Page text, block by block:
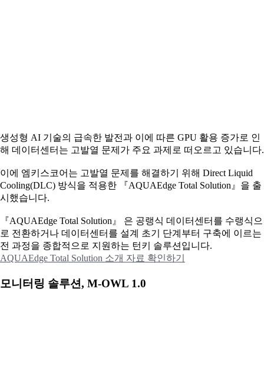
생성형 AI 기술의 급속한 발전과 이에 따른 GPU 활용 증가로 인
해 데이터센터는 고발열 문제가 주요 과제로 떠오르고 있습니다.
이에 엠키스코어는 고발열 문제를 해결하기 위해 Direct Liquid
Cooling(DLC) 방식을 적용한 『AQUAEdge Total Solution』을 출
시했습니다.
『AQUAEdge Total Solution』 은 공랭식 데이터센터를 수랭식으
로 전환하거나 데이터센터를 설계 초기 단계부터 구축에 이르는
전 과정을 종합적으로 지원하는 턴키 솔루션입니다.
AQUAEdge Total Solution 소개 자료 확인하기
모니터링 솔루션, M-OWL 1.0